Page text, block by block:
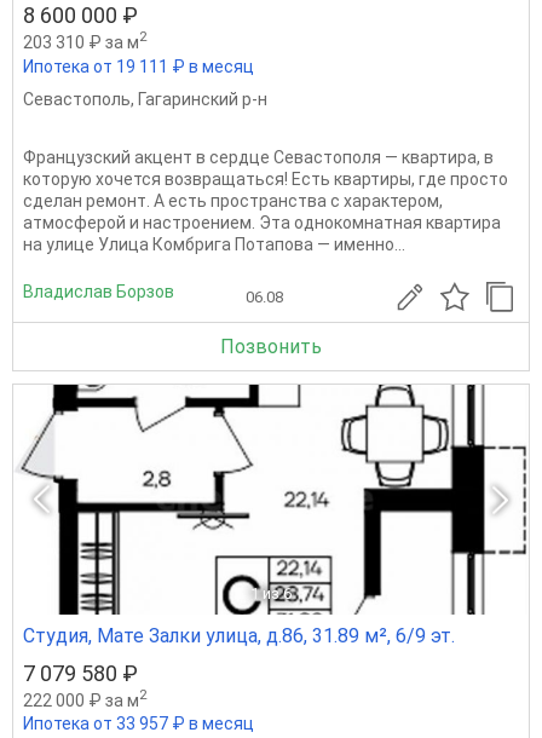
8 600 000 ₽
203 310 ₽ за м2
Ипотека от 19 111 ₽ в месяц
Севастополь, Гагаринский р-н
Французский акцент в сердце Севастополя — квартира, в
которую хочется возвращаться! Есть квартиры, где просто
сделан ремонт. А есть пространства с характером,
атмосферой и настроением. Эта однокомнатная квартира
на улице Улица Комбрига Потапова — именно...
Владислав Борзов 06.08
Позвонить
1 из 6
Студия, Мате Залки улица, д.86, 31.89 м², 6/9 эт.
7 079 580 ₽
222 000 ₽ за м2
Ипотека от 33 957 ₽ в месяц